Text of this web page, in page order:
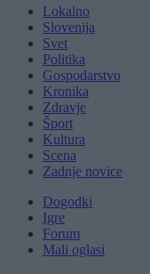
Lokalno
Slovenija
Svet
Politika
Gospodarstvo
Kronika
Zdravje
Šport
Kultura
Scena
Zadnje novice
Dogodki
Igre
Forum
Mali oglasi